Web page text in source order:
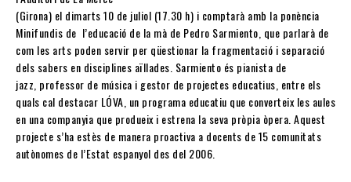
(Girona) el dimarts 10 de juliol (17.30 h) i comptarà amb la ponència
Minifundis de l’educació de la mà de Pedro Sarmiento, que parlarà de
com les arts poden servir per qüestionar la fragmentació i separació
dels sabers en disciplines aïllades. Sarmiento és pianista de
jazz, professor de música i gestor de projectes educatius, entre els
quals cal destacar LÓVA, un programa educatiu que converteix les aules
en una companyia que produeix i estrena la seva pròpia òpera. Aquest
projecte s’ha estès de manera proactiva a docents de 15 comunitats
autònomes de l’Estat espanyol des del 2006.